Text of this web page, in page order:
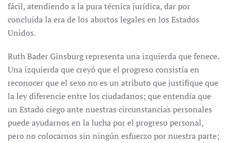
fácil, atendiendo a la pura técnica jurídica, dar por
concluida la era de los abortos legales en los Estados
Unidos.
Ruth Bader Ginsburg representa una izquierda que fenece.
Una izquierda que creyó que el progreso consistía en
reconocer que el sexo no es un atributo que justifique que
la ley diferencie entre los ciudadanos; que entendía que
un Estado ciego ante nuestras circunstancias personales
puede ayudarnos en la lucha por el progreso personal,
pero no colocarnos sin ningún esfuerzo por nuestra parte;